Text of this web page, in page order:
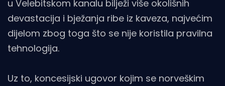
u Velebitskom kanalu bilježi više okolišnih
devastacija i bježanja ribe iz kaveza, najvećim
dijelom zbog toga što se nije koristila pravilna
tehnologija.
Uz to, koncesijski ugovor kojim se norveškim